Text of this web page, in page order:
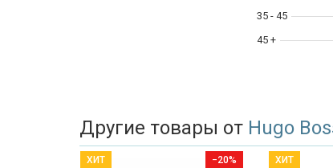
35 - 45
45 +
Другие товары от Hugo
−20%
ХИТ ХИТ